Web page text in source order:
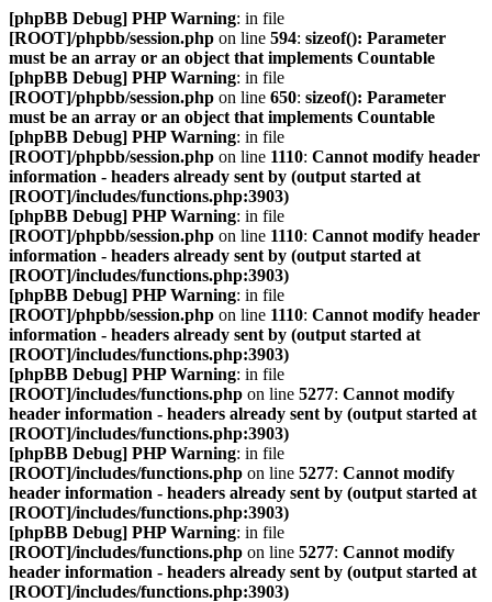
[phpBB Debug] PHP Warning: in file
[ROOT]/phpbb/session.php on line 594: sizeof(): Parameter
must be an array or an object that implements Countable
[phpBB Debug] PHP Warning: in file
[ROOT]/phpbb/session.php on line 650: sizeof(): Parameter
must be an array or an object that implements Countable
[phpBB Debug] PHP Warning: in file
[ROOT]/phpbb/session.php on line 1110: Cannot modify header
information - headers already sent by (output started at
[ROOT]/includes/functions.php:3903)
[phpBB Debug] PHP Warning: in file
[ROOT]/phpbb/session.php on line 1110: Cannot modify header
information - headers already sent by (output started at
[ROOT]/includes/functions.php:3903)
[phpBB Debug] PHP Warning: in file
[ROOT]/phpbb/session.php on line 1110: Cannot modify header
information - headers already sent by (output started at
[ROOT]/includes/functions.php:3903)
[phpBB Debug] PHP Warning: in file
[ROOT]/includes/functions.php on line 5277: Cannot modify
header information - headers already sent by (output started at
[ROOT]/includes/functions.php:3903)
[phpBB Debug] PHP Warning: in file
[ROOT]/includes/functions.php on line 5277: Cannot modify
header information - headers already sent by (output started at
[ROOT]/includes/functions.php:3903)
[phpBB Debug] PHP Warning: in file
[ROOT]/includes/functions.php on line 5277: Cannot modify
header information - headers already sent by (output started at
[ROOT]/includes/functions.php:3903)